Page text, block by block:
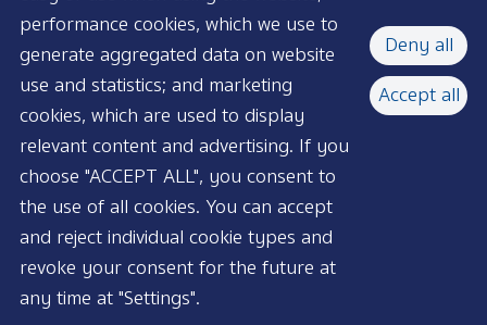
performance cookies, which we use to
generate aggregated data on website
use and statistics; and marketing
cookies, which are used to display
relevant content and advertising. If you
choose "ACCEPT ALL", you consent to
the use of all cookies. You can accept
and reject individual cookie types and
revoke your consent for the future at
any time at "Settings".
Deny all
Accept all
©2026 Pacamara Coffee Roasters l All rights reserved.